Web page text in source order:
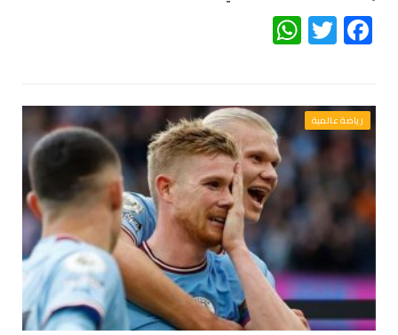
Facebook
Twitter
رياضة عالمية